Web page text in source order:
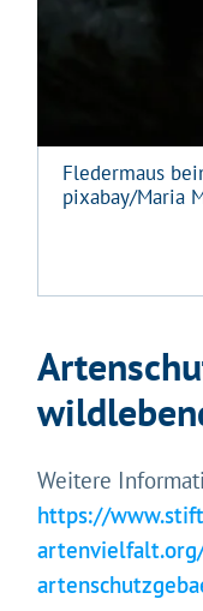
Fledermaus
pixabay/Maria
Weitere
https://